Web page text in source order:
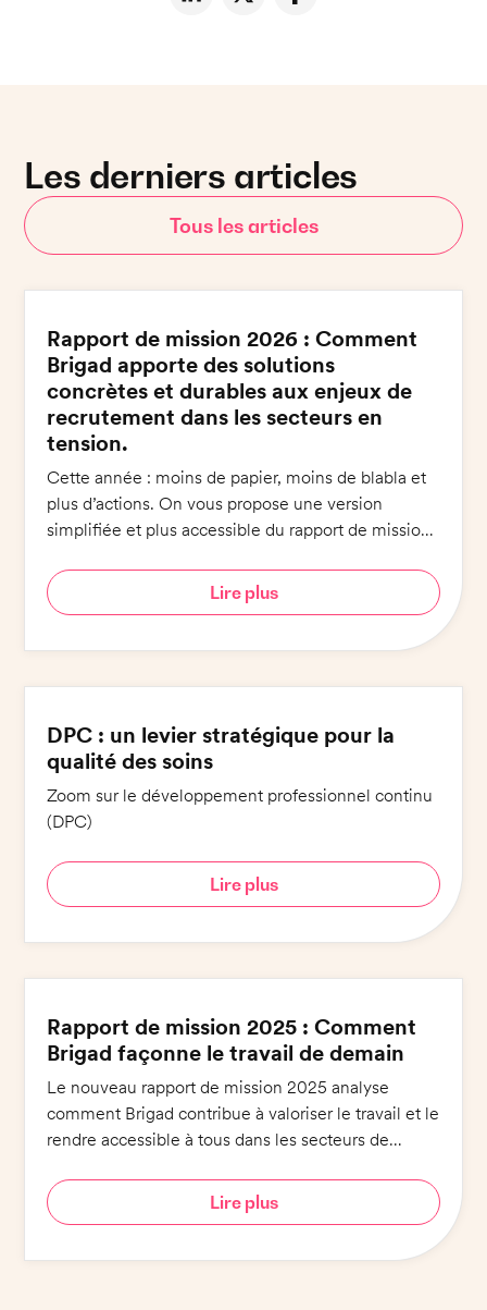
Les derniers articles
Tous les articles
Rapport de mission 2026 : Comment
Brigad apporte des solutions
concrètes et durables aux enjeux de
recrutement dans les secteurs en
tension.
Cette année : moins de papier, moins de blabla et
plus d’actions. On vous propose une version
simplifiée et plus accessible du rapport de mission :
Lire plus
DPC : un levier stratégique pour la
qualité des soins
Zoom sur le développement professionnel continu
(DPC)
Lire plus
Rapport de mission 2025 : Comment
Brigad façonne le travail de demain
Le nouveau rapport de mission 2025 analyse
comment Brigad contribue à valoriser le travail et le
rendre accessible à tous dans les secteurs de
Lire plus